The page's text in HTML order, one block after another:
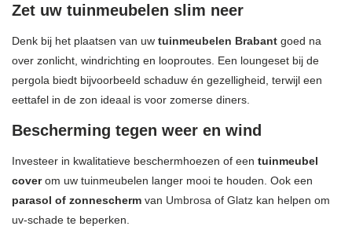
Zet uw tuinmeubelen slim neer
Denk bij het plaatsen van uw tuinmeubelen Brabant goed na
over zonlicht, windrichting en looproutes. Een loungeset bij de
pergola biedt bijvoorbeeld schaduw én gezelligheid, terwijl een
eettafel in de zon ideaal is voor zomerse diners.
Bescherming tegen weer en wind
Investeer in kwalitatieve beschermhoezen of een tuinmeubel
coverom uw tuinmeubelen langer mooi te houden. Ook een
parasol of zonnescherm van Umbrosa of Glatz kan helpen om
uv-schade te beperken.